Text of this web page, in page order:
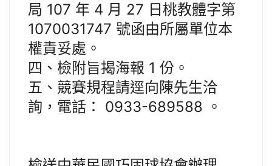
局 107 年 4 月 27 日桃教體字第
1070031747 號函由所屬單位本
權責妥處。
四、檢附旨揭海報 1 份。
五、競賽規程請逕向陳先生洽
詢，電話： 0933-689588 。